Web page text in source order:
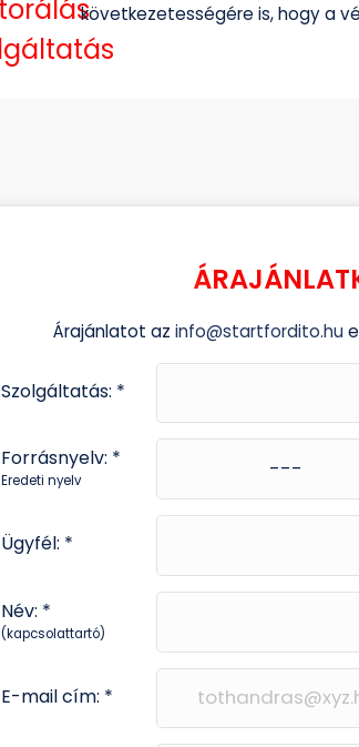
következetességére is, hogy a
Árajánlatot az info@startfordito.hu
Szolgáltatás: *
Forrásnyelv: *
Eredeti nyelv
Ügyfél: *
Név: *
(kapcsolattartó)
E-mail cím: *